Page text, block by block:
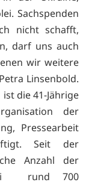
Sachspenden
nicht schafft,
darf uns auch
wir weitere
Linsenbold.
die 41-Jährige
der
Pressearbeit
Seit der
Anzahl der
rund 700